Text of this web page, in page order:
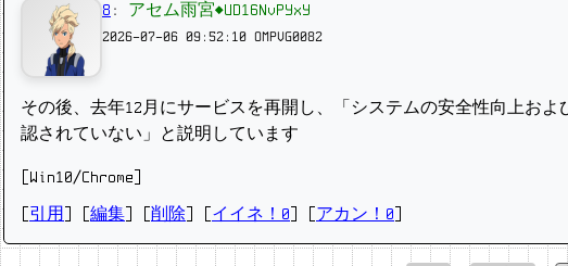
8 : アセム雨宮◆UD16NvPYxY
2026-07-06 09:52:10 OMPVG0082
その後、去年12月にサービスを再開し、「システムの安全性向上お
認されていない」と説明しています
[Win10/Chrome]
引用 編集 削除 イイネ！0 アカン！0